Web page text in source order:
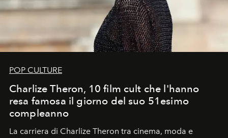
POP CULTURE
Charlize Theron, 10 film cult che l'hanno
resa famosa il giorno del suo 51esimo
compleanno
La carriera di Charlize Theron tra cinema, moda e